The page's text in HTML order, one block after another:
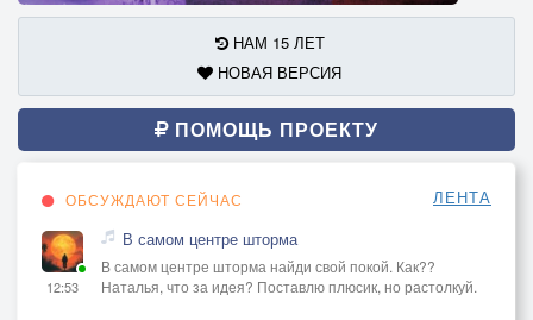
НАМ 15 ЛЕТ
НОВАЯ ВЕРСИЯ
ПОМОЩЬ ПРОЕКТУ
ОБСУЖДАЮТ СЕЙЧАС ЛЕНТА
12:53
В самом центре шторма
В самом центре шторма найди свой покой. Как??
Наталья, что за идея? Поставлю плюсик, но растолкуй.